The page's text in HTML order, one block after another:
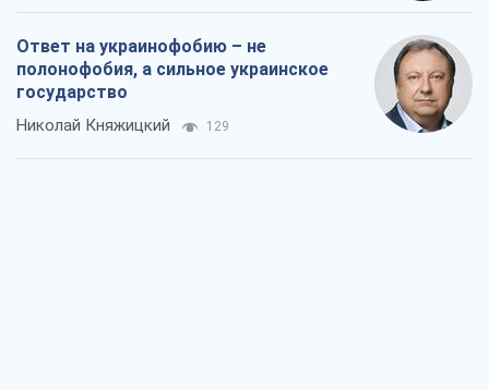
Ответ на украинофобию – не
полонофобия, а сильное украинское
государство
Николай Княжицкий 129